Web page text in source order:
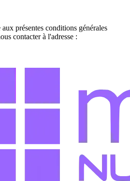
présentes conditions générales
contacter à l'adresse :